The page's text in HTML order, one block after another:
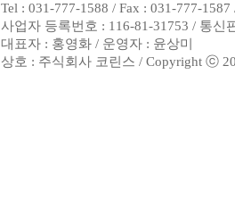
Tel : 031-777-1588 / Fax : 031-777-
사업자 등록번호 : 116-81-31753 / 통신
대표자 : 홍영화 / 운영자 : 윤상미
상호 : 주식회사 코린스 / Copyright ⓒ